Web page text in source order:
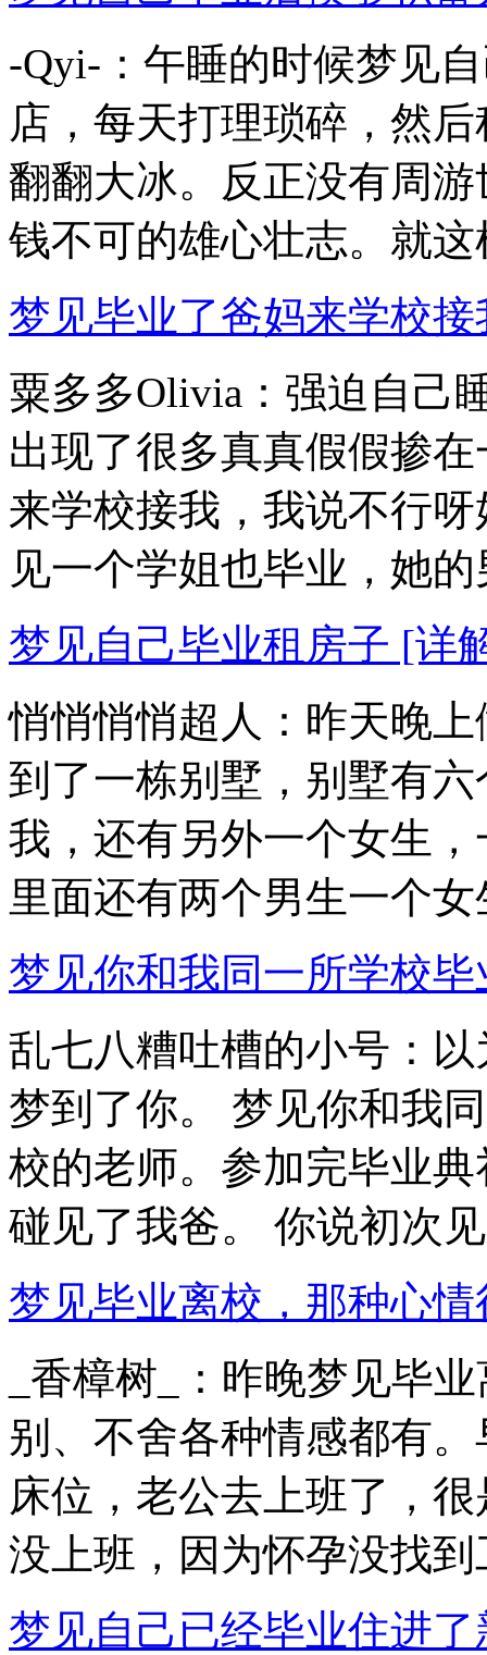
-Qyi-：午睡的时候梦见
店，每天打理琐碎，然
翻翻大冰。反正没有周
钱不可的雄心壮志。就这
梦见毕业了爸妈来学校
粟多多Olivia：强迫自己
出现了很多真真假假掺
来学校接我，我说不行
见一个学姐也毕业，她的
梦见自己毕业租房子 [详
悄悄悄悄超人：昨天晚
到了一栋别墅，别墅有
我，还有另外一个女生
里面还有两个男生一个女
梦见你和我同一所学校
乱七八糟吐槽的小号：
梦到了你。 梦见你和我
校的老师。参加完毕业
碰见了我爸。 你说初次
梦见毕业离校，那种心
_香樟树_：昨晚梦见毕
别、不舍各种情感都有
床位，老公去上班了，
没上班，因为怀孕没找到
梦见自己已经毕业住进